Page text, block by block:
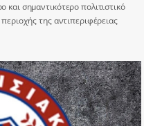
σημαντικότερο πολιτιστικό
της αντιπεριφέρειας